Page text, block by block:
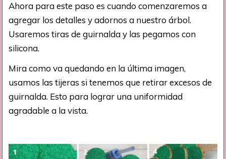
Ahora para este paso es cuando comenzaremos a
agregar los detalles y adornos a nuestro árbol.
Usaremos tiras de guirnalda y las pegamos con
silicona.
Mira como va quedando en la última imagen,
usamos las tijeras si tenemos que retirar excesos de
guirnalda. Esto para lograr una uniformidad
agradable a la vista.